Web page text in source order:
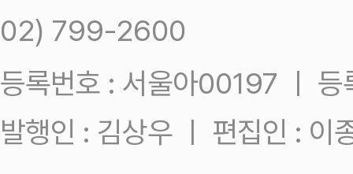
02) 799-2600
등록번호 : 서울아00197 ㅣ
발행인 : 김상우 ㅣ 편집인 : 이